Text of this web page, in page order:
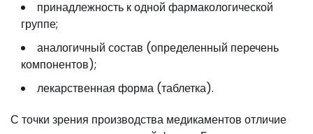
принадлежность к одной фармакологической
группе;
аналогичный состав (определенный перечень
компонентов);
лекарственная форма (таблетка).
С точки зрения производства медикаментов отличие